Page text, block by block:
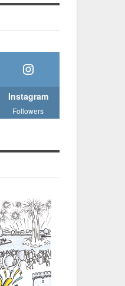
Instagram
Followers